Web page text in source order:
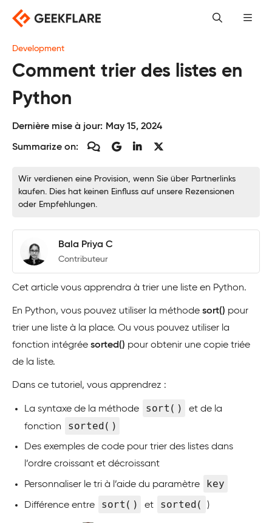
Skip
content
Development
Comment trier des listes en
Python
Dernière mise à jour: May 15, 2024
Summarize on:
Wir verdienen eine Provision, wenn Sie über Partnerlinks
kaufen. Dies hat keinen Einfluss auf unsere Rezensionen
oder Empfehlungen.
Bala Priya C
Contributeur
Cet article vous apprendra à trier une liste en Python.
En Python, vous pouvez utiliser la méthode sort() pour
trier une liste à la place. Ou vous pouvez utiliser la
fonction intégrée sorted() pour obtenir une copie triée
de la liste.
Dans ce tutoriel, vous apprendrez :
La syntaxe de la méthode sort()
et de la
fonction
sorted()
Des exemples de code pour trier des listes dans
l’ordre croissant et décroissant
Personnaliser le tri à l’aide du paramètre key
Différence entre sort() et sorted( )